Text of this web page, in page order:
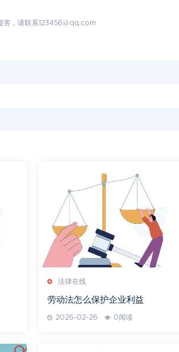
害，请联系123456@qq.com
法律在线
劳动法怎么保护企业利益
2026-02-26 0阅读